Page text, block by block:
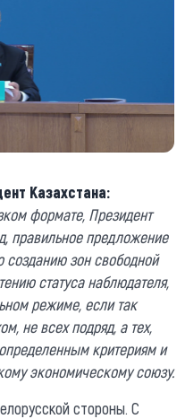
Казахстана:
формате, Президент
правильное предложение
созданию зон свободной
статуса наблюдателя,
режиме, если так
не всех подряд, а тех,
определенным критериям и
экономическому союзу.
стороны. С